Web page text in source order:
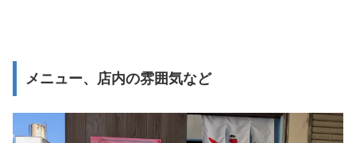
メニュー、店内の雰囲気など